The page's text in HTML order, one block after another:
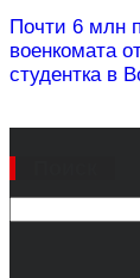
Почти 6 млн
военкомата
студентка в